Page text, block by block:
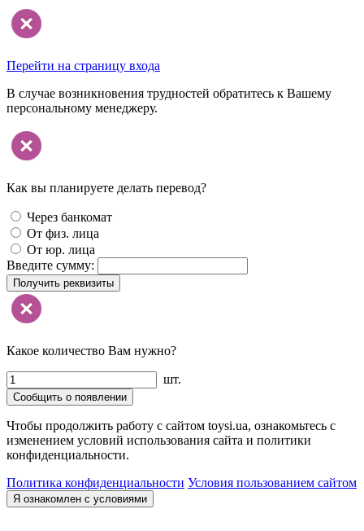
Перейти на страницу входа
В случае возникновения трудностей обратитесь к Вашему
персональному менеджеру.
Как вы планируете делать перевод?
Через банкомат
От физ. лица
От юр. лица
Введите сумму:
Получить реквизиты
Какое количество Вам нужно?
шт.
Сообщить о появлении
Чтобы продолжить работу с сайтом toysi.ua, ознакомьтесь с
изменением условий использования сайта и политики
конфиденциальности.
Политика конфиденциальности Условия пользованием сайтом
Я ознакомлен с условиями